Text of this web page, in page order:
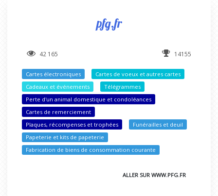
pfg.fr
42 165 14155
Cartes électroniques
Cartes de voeux et autres cartes
Cadeaux et événements
Télégrammes
Perte d'un animal domestique et condoléances
Cartes de remerciement
Plaques, récompenses et trophées
Funérailles et deuil
Papeterie et kits de papeterie
Fabrication de biens de consommation courante
ALLER SUR WWW.PFG.FR